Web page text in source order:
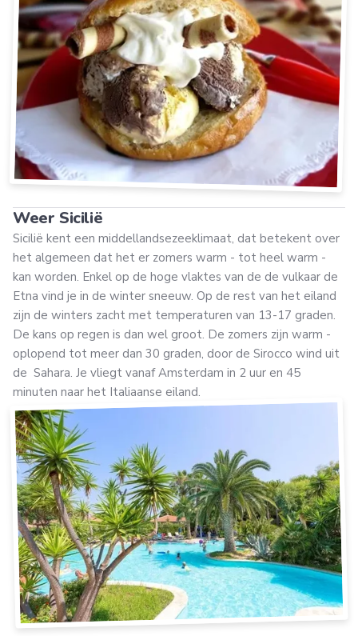
Weer Sicilië
Sicilië kent een middellandsezeeklimaat, dat betekent over
het algemeen dat het er zomers warm - tot heel warm -
kan worden. Enkel op de hoge vlaktes van de de vulkaar de
Etna vind je in de winter sneeuw. Op de rest van het eiland
zijn de winters zacht met temperaturen van 13-17 graden.
De kans op regen is dan wel groot. De zomers zijn warm -
oplopend tot meer dan 30 graden, door de Sirocco wind uit
de Sahara. Je vliegt vanaf Amsterdam in 2 uur en 45
minuten naar het Italiaanse eiland.